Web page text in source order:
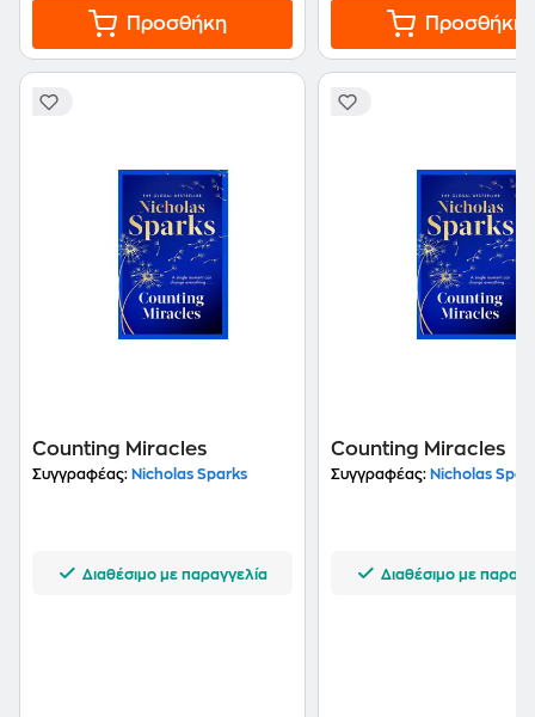
Προσθήκη Προσθήκη
Counting Miracles
Συγγραφέας: Nicholas Sparks
Διαθέσιμο με παραγγελία
Counting Miracles
Συγγραφέας: Nicholas
Διαθέσιμο με